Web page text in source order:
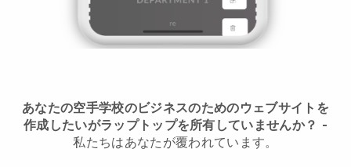
あなたの空手学校のビジネスのためのウェブサイトを
作成したいがラップトップを所有していませんか？ -
私たちはあなたが覆われています。